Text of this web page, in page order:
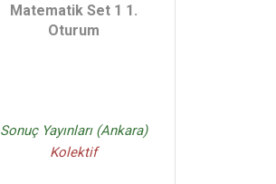
Matematik Set 1 1.
Oturum
Sonuç Yayınları (Ankara)
Kolektif